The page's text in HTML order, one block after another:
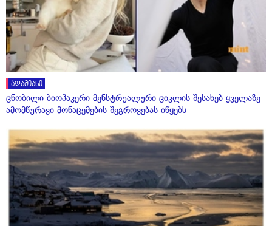
ადამიანი
ცნობილი ბიოჰაკერი მენსტრუალური ციკლის შესახებ ყველაზე
ამომწურავი მონაცემების შეგროვებას იწყებს